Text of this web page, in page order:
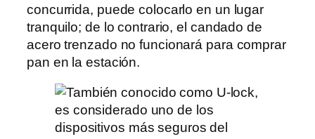
concurrida, puede colocarlo en un lugar
tranquilo; de lo contrario, el candado de
acero trenzado no funcionará para comprar
pan en la estación.